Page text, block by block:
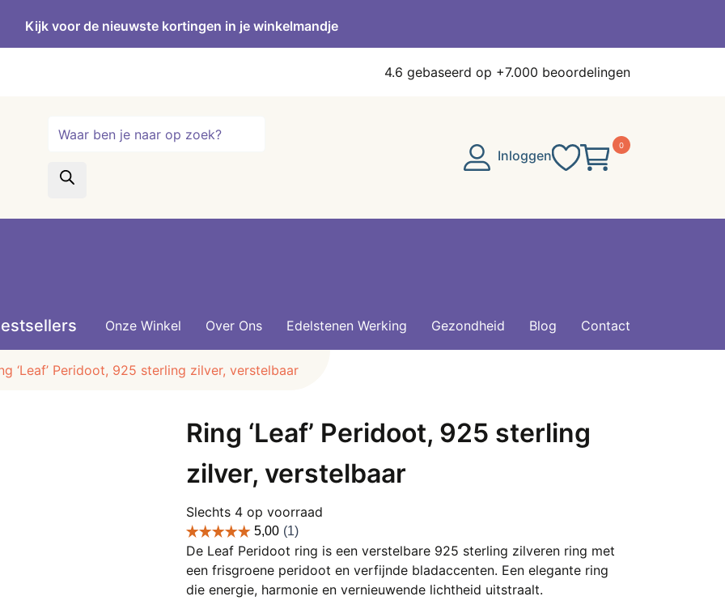
Kijk voor de nieuwste kortingen in je winkelmandje
4.6 gebaseerd op +7.000 beoordelingen
zoeken
Inloggen
0
Onze Winkel Over Ons Edelstenen Werking Gezondheid Blog Contact
‘Leaf’ Peridoot, 925 sterling zilver, verstelbaar
Ring ‘Leaf’ Peridoot, 925 sterling
zilver, verstelbaar
Slechts 4 op voorraad
De Leaf Peridoot ring is een verstelbare 925 sterling zilveren ring met
een frisgroene peridoot en verfijnde bladaccenten. Een elegante ring
die energie, harmonie en vernieuwende lichtheid uitstraalt.